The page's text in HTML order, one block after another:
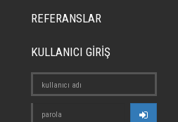
REFERANSLAR
KULLANICI GİRİŞ